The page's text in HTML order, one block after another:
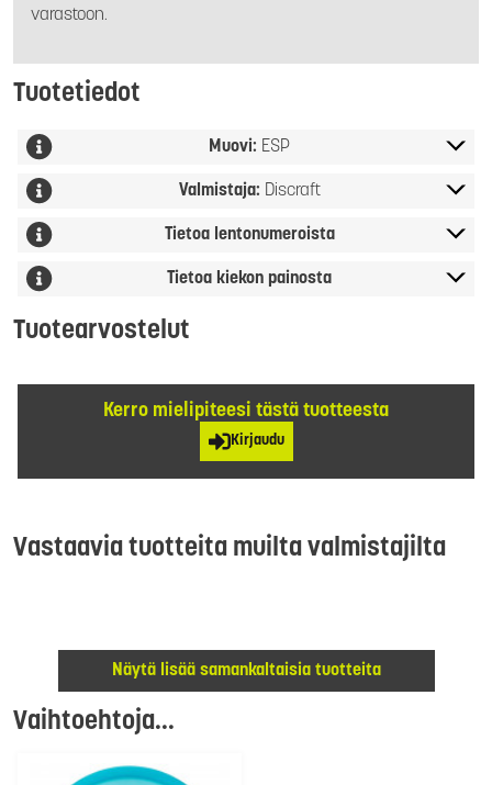
varastoon.
Tuotetiedot
Muovi: ESP
Valmistaja: Discraft
Tietoa lentonumeroista
Tietoa kiekon painosta
Tuotearvostelut
Kerro mielipiteesi tästä tuotteesta
Kirjaudu
Vastaavia tuotteita muilta valmistajilta
Näytä lisää samankaltaisia tuotteita
Vaihtoehtoja...